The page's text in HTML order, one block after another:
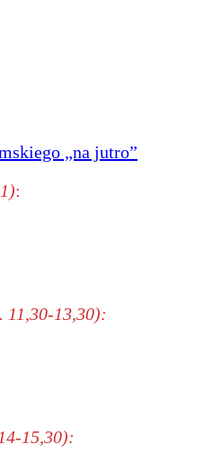
„na jutro”
:
11,30-13,30):
15,30):